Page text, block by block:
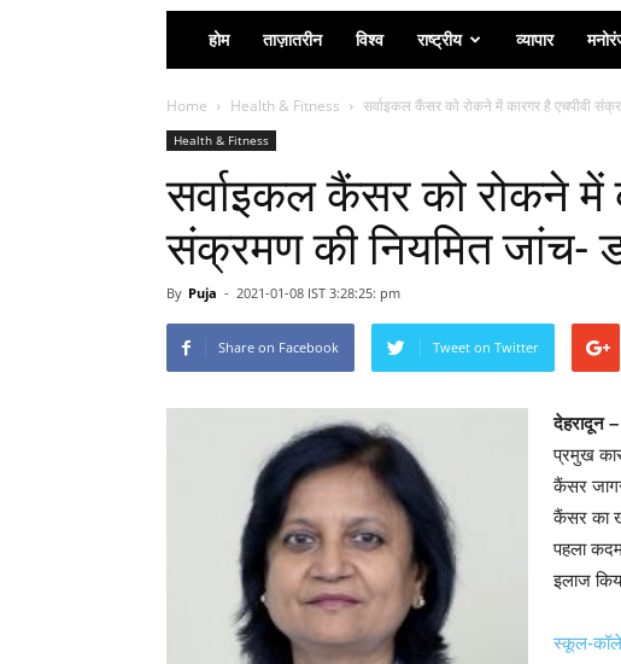
होम ताज़ातरीन विश्व राष्ट्रीय व्यापार
Home Health & Fitness सर्वाइकल कैंसर को रोकने में कारगर है एचपीवी
Health & Fitness
सर्वाइकल कैंसर को रोकने में
संक्रमण की नियमित जांच-
By Puja - 2021-01-08 IST 3:28:25: pm
Share on Facebook Tweet on Twitter
देहरादून –
प्रमुख
कैंसर
कैंसर का
पहला
इलाज
स्कूल-